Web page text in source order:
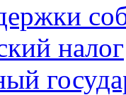
налог